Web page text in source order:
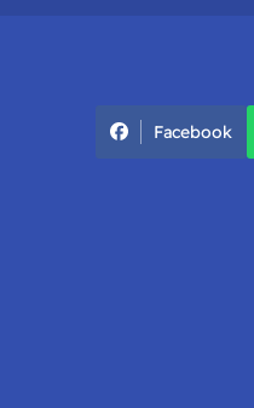
Facebook